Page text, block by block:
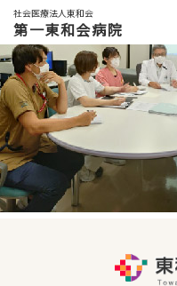
社会医療法人東和会
第一東和会病院